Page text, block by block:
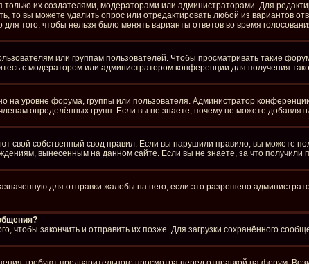
только их создателями, модераторами или администраторами. Для
то вы можете удалить опрос или отредактировать любой из вариантов
того, чтобы нельзя было менять варианты ответов во время
или группам пользователей. Чтобы просматривать такие
с модератором или администратором конференции для получения
на уровне форума, группы или пользователя. Администратор
определённых групп. Если вы не знаете, почему не можете
свой собственный свод правил. Если вы нарушили правило, вы можете
вынесенным на данном сайте. Если вы не знаете, за что
для отправки жалобы на него, если это разрешено
чтобы закончить и отправить их позже. Для загрузки сохранённого